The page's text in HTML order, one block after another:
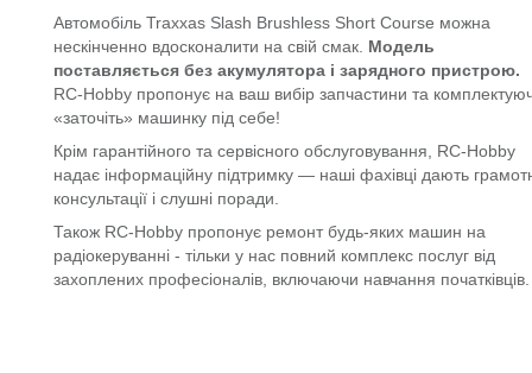
Автомобіль Traxxas Slash Brushless Short Course можна
нескінченно вдосконалити на свій смак. Модель
поставляється без акумулятора і зарядного пристрою.
RC-Hobby пропонує на ваш вибір запчастини та
«заточіть» машинку під себе!
Крім гарантійного та сервісного обслуговування, RC-Hobby
надає інформаційну підтримку — наші фахівці дають
консультації і слушні поради.
Також RC-Hobby пропонує ремонт будь-яких машин на
радіокеруванні - тільки у нас повний комплекс послуг від
захоплених професіоналів, включаючи навчання початківців.